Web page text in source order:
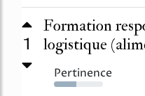
1
Formation
logistique
Pertinence
46%